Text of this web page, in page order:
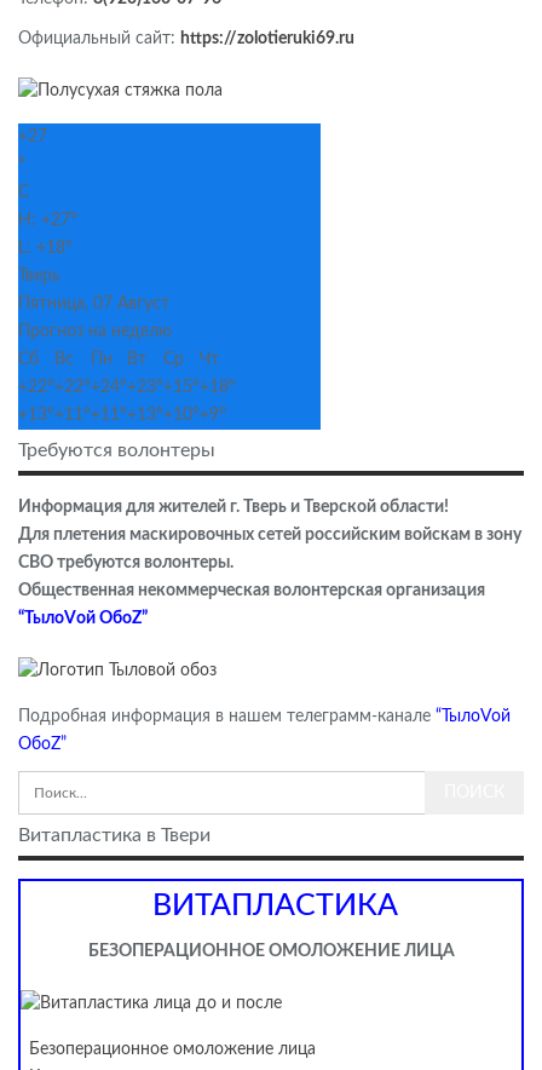
Официальный сайт: https://zolotieruki69.ru
+27
°
C
H: +27°
L: +18°
Тверь
Пятница, 07 Август
Прогноз на неделю
Сб
Вс Пн Вт Ср
Чт
+22°+22°+24°+23°+15°+18°
+13°+11°+11°+13°+10°+9°
Требуются волонтеры
Информация для жителей г. Тверь и Тверской области!
Для плетения маскировочных сетей российским войскам в зону
СВО требуются волонтеры.
Общественная некоммерческая волонтерская организация
“ТылоVой ОбоZ”
Подробная информация в нашем телеграмм-канале “ТылоVой
ОбоZ”
Витапластика в Твери
ВИТАПЛАСТИКА
БЕЗОПЕРАЦИОННОЕ ОМОЛОЖЕНИЕ ЛИЦА
Безоперационное омоложение лица